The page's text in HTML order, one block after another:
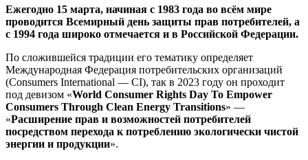
Ежегодно 15 марта, начиная с 1983 года во всём мире
проводится Всемирный день защиты прав потребителей, а
с 1994 года широко отмечается и в Российской Федерации.
По сложившейся традиции его тематику определяет
Международная Федерация потребительских организаций
(Consumers International — CI), так в 2023 году он проходит
под девизом «World Consumer Rights Day To Empower
Consumers Through Clean Energy Transitions» —
«Расширение прав и возможностей потребителей
посредством перехода к потреблению экологически чистой
энергии и продукции».